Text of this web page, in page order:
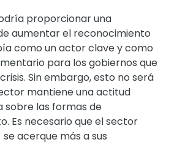
proporcionar una
aumentar el reconocimiento
como un actor clave y como
para los gobiernos que
Sin embargo, esto no será
mantiene una actitud
sobre las formas de
Es necesario que el sector
acerque más a sus